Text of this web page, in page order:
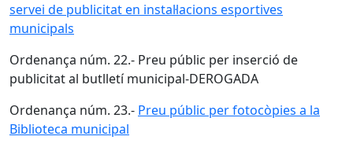
servei de publicitat en instal·lacions esportives
municipals
Ordenança núm. 22.- Preu públic per inserció de
publicitat al butlletí municipal-DEROGADA
Ordenança núm. 23.- Preu públic per fotocòpies a la
Biblioteca municipal